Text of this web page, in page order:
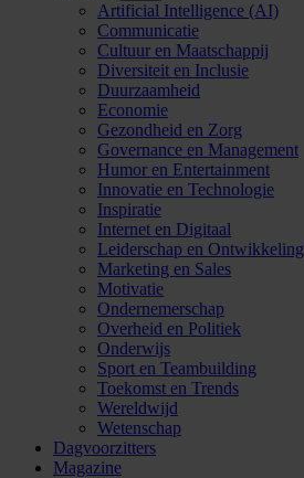
Artificial Intelligence (AI)
Communicatie
Cultuur en Maatschappij
Diversiteit en Inclusie
Duurzaamheid
Economie
Gezondheid en Zorg
Governance en Management
Humor en Entertainment
Innovatie en Technologie
Inspiratie
Internet en Digitaal
Leiderschap en Ontwikkeling
Marketing en Sales
Motivatie
Ondernemerschap
Overheid en Politiek
Onderwijs
Sport en Teambuilding
Toekomst en Trends
Wereldwijd
Wetenschap
Dagvoorzitters
Magazine